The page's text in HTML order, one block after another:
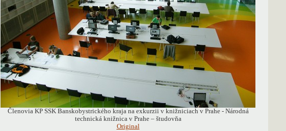
Členovia KP SSK Banskobystrického kraja na exkurzii v knižniciach v Prahe - Národná
technická knižnica v Prahe – študovňa
Original